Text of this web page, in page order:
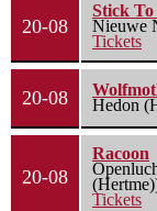
20-08
Stick
Nieuwe
Tickets
20-08
Hedon
20-08
Racoon
Tickets